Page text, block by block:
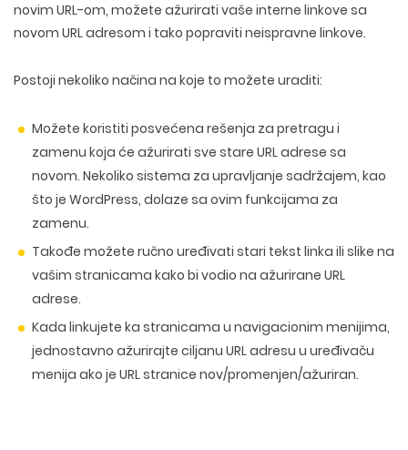
novim URL-om, možete ažurirati vaše interne linkove sa
novom URL adresom i tako popraviti neispravne linkove.
Postoji nekoliko načina na koje to možete uraditi:
Možete koristiti posvećena rešenja za pretragu i
zamenu koja će ažurirati sve stare URL adrese sa
novom. Nekoliko sistema za upravljanje sadržajem, kao
što je WordPress, dolaze sa ovim funkcijama za
zamenu.
Takođe možete ručno uređivati stari tekst linka ili slike na
vašim stranicama kako bi vodio na ažurirane URL
adrese.
Kada linkujete ka stranicama u navigacionim menijima,
jednostavno ažurirajte ciljanu URL adresu u uređivaču
menija ako je URL stranice nov/promenjen/ažuriran.